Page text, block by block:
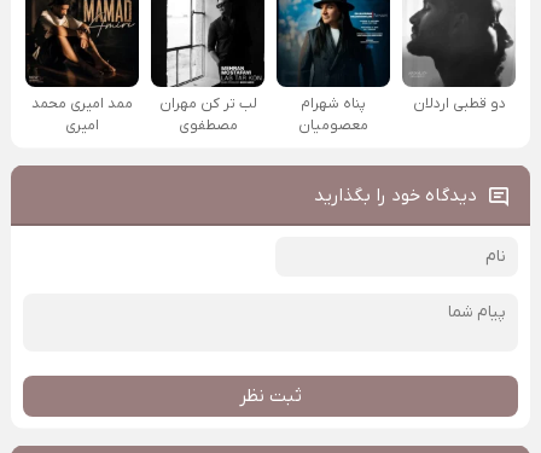
دو قطبی اردلان
پناه شهرام
معصومیان
لب تر کن مهران
مصطفوی
ممد امیری محمد
امیری
دیدگاه خود را بگذارید
ثبت نظر